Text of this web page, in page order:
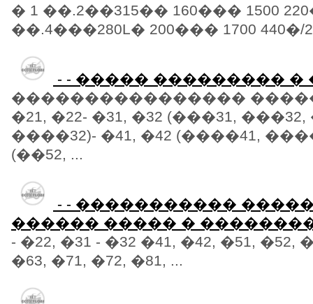
� 1 ��.2��315�� 160��� 1500
��.4���280L� 200��� 1700 440�/
- - ����� ��������� �
���������������� �����
�21, �22- �31, �32 (���31,
����32)- �41, �42 (����41,
(��52, ...
- - �����������
������ ����� �
- �22, �31 - �32 �41, �42, �51, �52,
�63, �71, �72, �81, ...